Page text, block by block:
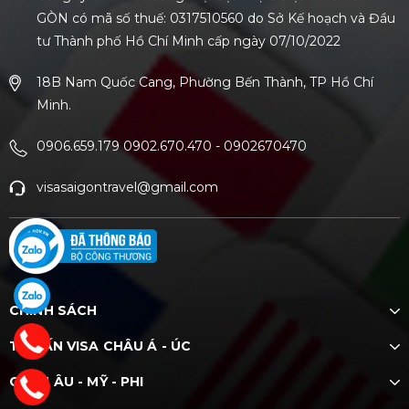
GÒN có mã số thuế: 0317510560 do Sở Kế hoạch và Đầu
tư Thành phố Hồ Chí Minh cấp ngày 07/10/2022
18B Nam Quốc Cang, Phường Bến Thành, TP Hồ Chí
Minh.
0906.659.179 0902.670.470 - 0902670470
visasaigontravel@gmail.com
CHÍNH SÁCH
TƯ VẤN VISA CHÂU Á - ÚC
CHÂU ÂU - MỸ - PHI